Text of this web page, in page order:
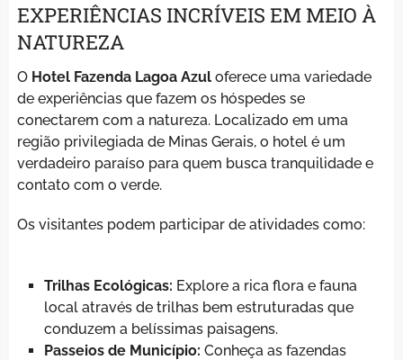
EXPERIÊNCIAS INCRÍVEIS EM MEIO À
NATUREZA
O Hotel Fazenda Lagoa Azuloferece uma variedade
de experiências que fazem os hóspedes se
conectarem com a natureza. Localizado em uma
região privilegiada de Minas Gerais, o hotel é um
verdadeiro paraíso para quem busca tranquilidade e
contato com o verde.
Os visitantes podem participar de atividades como:
Trilhas Ecológicas: Explore a rica flora e fauna
local através de trilhas bem estruturadas que
conduzem a belíssimas paisagens.
Passeios de Município: Conheça as fazendas